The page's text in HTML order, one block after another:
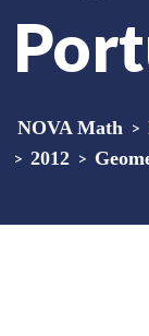
NOVA Math >
> 2012 >